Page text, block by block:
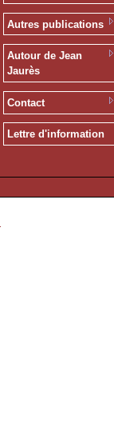
Autres publications
Autour de Jean
Jaurès
Contact
Lettre d'information